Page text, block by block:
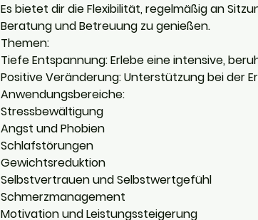
Es bietet dir die Flexibilität, regelmäßig an
Beratung und Betreuung zu genießen.
Themen:
Tiefe Entspannung: Erlebe eine intensive,
Positive Veränderung: Unterstützung bei der
Anwendungsbereiche:
Stressbewältigung
Angst und Phobien
Schlafstörungen
Gewichtsreduktion
Selbstvertrauen und Selbstwertgefühl
Schmerzmanagement
Motivation und Leistungssteigerung